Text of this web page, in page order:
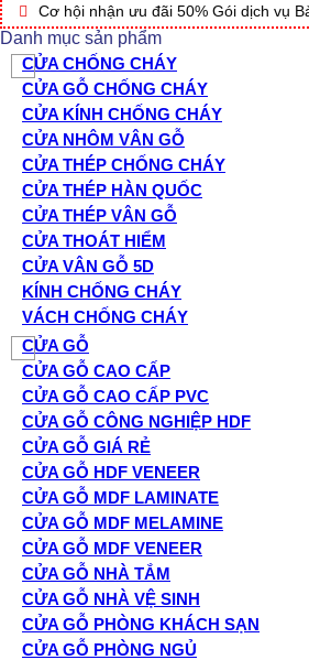
Cơ hội nhận ưu đãi 50% Gói dịch vụ
Danh mục sản phẩm
CỬA CHỐNG CHÁY
CỬA GỖ CHỐNG CHÁY
CỬA KÍNH CHỐNG CHÁY
CỬA NHÔM VÂN GỖ
CỬA THÉP CHỐNG CHÁY
CỬA THÉP HÀN QUỐC
CỬA THÉP VÂN GỖ
CỬA THOÁT HIỂM
CỬA VÂN GỖ 5D
KÍNH CHỐNG CHÁY
VÁCH CHỐNG CHÁY
CỬA GỖ
CỬA GỖ CAO CẤP
CỬA GỖ CAO CẤP PVC
CỬA GỖ CÔNG NGHIỆP HDF
CỬA GỖ GIÁ RẺ
CỬA GỖ HDF VENEER
CỬA GỖ MDF LAMINATE
CỬA GỖ MDF MELAMINE
CỬA GỖ MDF VENEER
CỬA GỖ NHÀ TẮM
CỬA GỖ NHÀ VỆ SINH
CỬA GỖ PHÒNG KHÁCH SẠN
CỬA GỖ PHÒNG NGỦ